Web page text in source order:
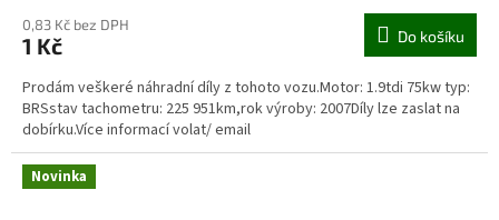
0,83 Kč bez DPH
1 Kč Do košíku
Prodám veškeré náhradní díly z tohoto vozu.Motor: 1.9tdi 75kw typ:
BRSstav tachometru: 225 951km,rok výroby: 2007Díly lze zaslat na
dobírku.Více informací volat/ email
Novinka